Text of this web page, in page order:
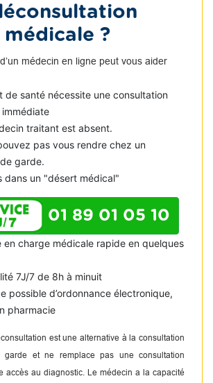
médicale ?
médecin en ligne peut vous aider
de santé nécessite une consultation
traitant est absent.
pas vous rendre chez un
garde.
dans un "désert médical"
01 89 01 05 10
en charge médicale rapide en quelques
7J/7 de 8h à minuit
possible d’ordonnance électronique,
pharmacie
est une alternative à la consultation
garde et ne remplace pas une consultation
accès au diagnostic. Le médecin a la capacité